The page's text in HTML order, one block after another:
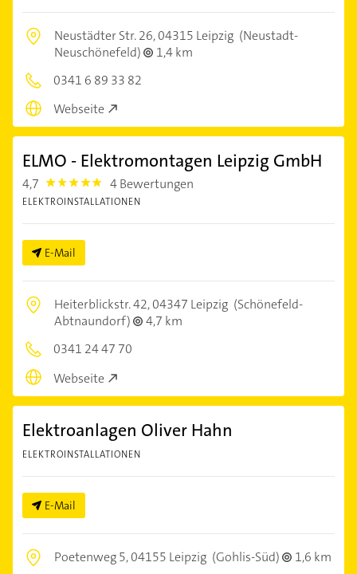
Neustädter Str. 26,04315 Leipzig (Neustadt-
Neuschönefeld)
1,4 km
0341 6 89 33 82
Webseite
ELMO - Elektromontagen Leipzig GmbH
4,7 4.7000003 4 Bewertungen
ELEKTROINSTALLATIONEN
E-Mail
Heiterblickstr. 42,04347 Leipzig (Schönefeld-
Abtnaundorf)
4,7 km
0341 24 47 70
Webseite
Elektroanlagen Oliver Hahn
ELEKTROINSTALLATIONEN
E-Mail
Poetenweg 5,04155 Leipzig (Gohlis-Süd)
1,6 km